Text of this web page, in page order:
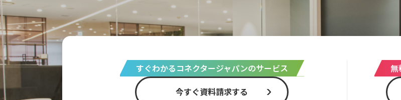
すぐわかるコネクタージャパンのサービス
今すぐ資料請求する
無